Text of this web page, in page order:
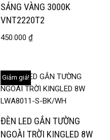
SÁNG VÀNG 3000K
VNT2220T2
450.000₫
Giảm giá!
ĐÈN LED GẮN TƯỜNG
NGOÀI TRỜI KINGLED 8W